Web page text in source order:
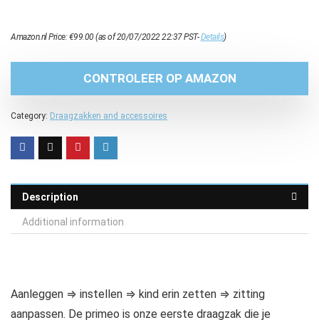
Amazon.nl Price:€99.00(as of 20/07/2022 22:37 PST-Details)
CONTROLEER OP AMAZON
Category: Draagzakken and accessoires
Description
Additional information
Aanleggen ⇒ instellen ⇒ kind erin zetten ⇒ zitting
aanpassen. De primeo is onze eerste draagzak die je